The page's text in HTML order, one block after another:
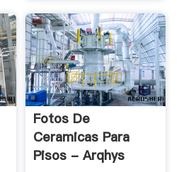
Fotos De
Ceramicas Para
Pisos - Arqhys